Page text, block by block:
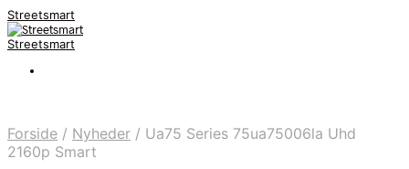
Streetsmart
Streetsmart
Forside / Nyheder / Ua75 Series 75ua75006la Uhd
2160p Smart